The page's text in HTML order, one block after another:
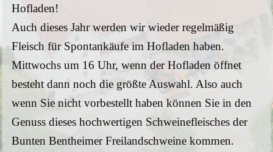
Akzeptierte Zahlungmittel
LANDWIRTSCHAFT
Freilandschweinehaltung
Hofladen!
Auch dieses Jahr werden wir wieder regelmäßig
Fleisch für Spontankäufe im Hofladen haben.
Mittwochs um 16 Uhr, wenn der Hofladen öffnet
besteht dann noch die größte Auswahl. Also auch
wenn Sie nicht vorbestellt haben können Sie in den
Genuss dieses hochwertigen Schweinefleisches der
Bunten Bentheimer Freilandschweine kommen.